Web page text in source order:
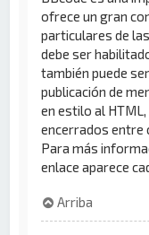
ofrece un gran
particulares de
debe ser
también puede
publicación de
en estilo al
encerrados entre
Para más
enlace aparece
Arriba